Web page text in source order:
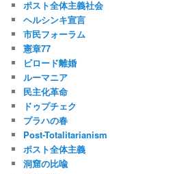
ポスト全体主義社会
ヘルシンキ宣言
市民フォーラム
憲章77
ビロード離婚
ルーマニア
民主化革命
ドゥプチェク
プラハの春
Post-Totalitarianism
ポスト全体主義
洞窟の比喩